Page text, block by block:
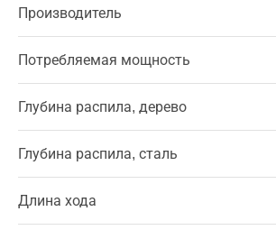
Производитель
Потребляемая мощность
Глубина распила, дерево
Глубина распила, сталь
Длина хода